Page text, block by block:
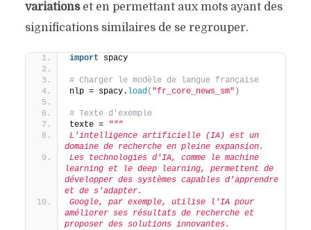
variationset en permettant aux mots ayant des
significations similaires de se regrouper.
import spacy
# Charger le modèle de langue française
nlp = spacy. load( "fr_core_news_sm" )
# Texte d'exemple
texte =
"""
L'intelligence artificielle (IA) est un
domaine de recherche en pleine expansion.
Les technologies d'IA, comme le machine
learning et le deep learning, permettent de
développer des systèmes capables d'apprendre
et de s'adapter.
Google, par exemple, utilise l'IA pour
améliorer ses résultats de recherche et
proposer des solutions innovantes.